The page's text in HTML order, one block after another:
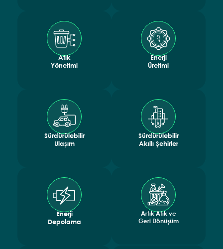
Atık
Yönetimi
Enerji
Üretimi
Sürdürülebilir
Ulaşım
Sürdürülebilir
Akıllı Şehirler
Enerji
Depolama
Artık Atık ve
Geri Dönüşüm